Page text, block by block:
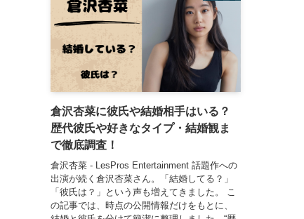
倉沢杏菜に彼氏や結婚相手はいる？
歴代彼氏や好きなタイプ・結婚観ま
で徹底調査！
倉沢杏菜 - LesPros Entertainment 話題作への
出演が続く倉沢杏菜さん。「結婚してる？」
「彼氏は？」という声も増えてきました。 こ
の記事では、時点の公開情報だけをもとに、